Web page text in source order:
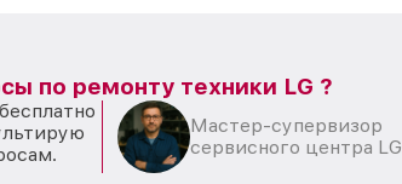
по ремонту техники LG ?
Мастер-супервизор
сервисного центра LG